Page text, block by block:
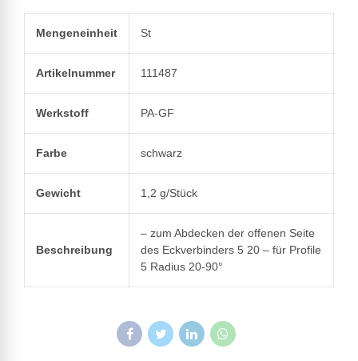
Mengeneinheit St
Artikelnummer 111487
Werkstoff PA-GF
Farbe schwarz
Gewicht 1,2 g/Stück
Beschreibung
– zum Abdecken der offenen Seite
des Eckverbinders 5 20 – für Profile
5 Radius 20-90°